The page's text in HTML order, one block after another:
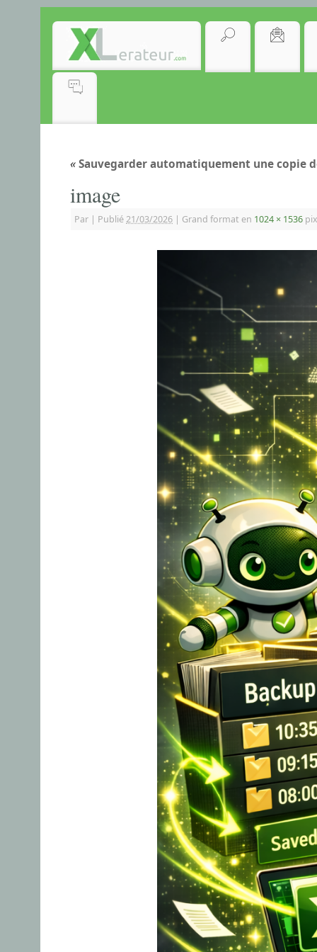
«Sauvegarder automatiquement une copie
image
Par | Publié21/03/2026 | Grand format en 1024 × 1536